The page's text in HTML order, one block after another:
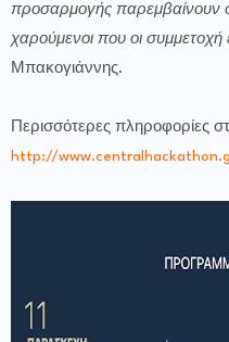
προσαρμογής παρεμβαίνουν οι
χαρούμενοι που οι συμμετοχή
Μπακογιάννης.
Περισσότερες πληροφορίες
http://